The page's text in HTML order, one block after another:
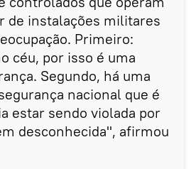
de instalações militares
Primeiro:
céu, por isso é uma
Segundo, há uma
nacional que é
estar sendo violada por
desconhecida", afirmou